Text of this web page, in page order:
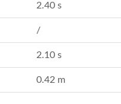
2.40 s
/
2.10 s
0.42 m